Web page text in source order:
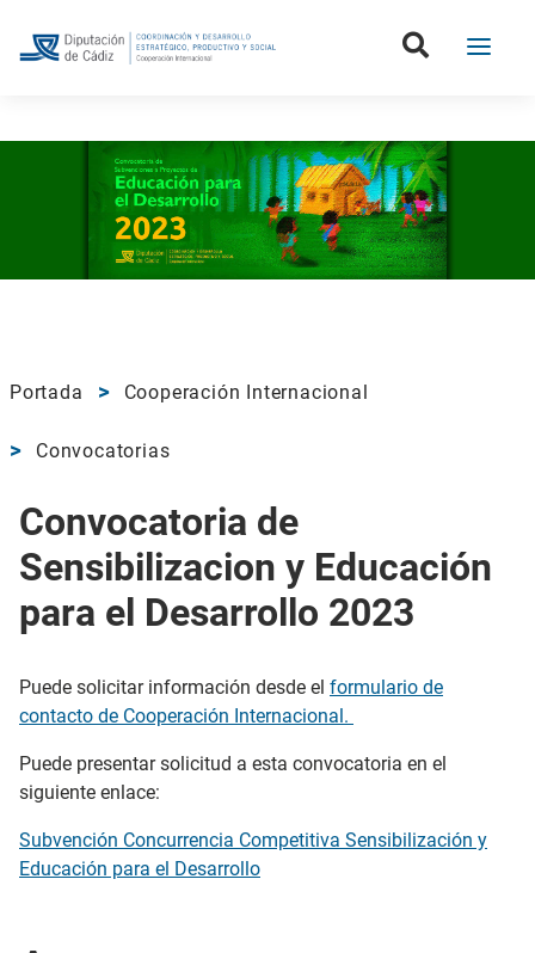
Portada Cooperación Internacional
Convocatorias
Convocatoria de
Sensibilizacion y Educación
para el Desarrollo 2023
Puede solicitar información desde el formulario de
contacto de Cooperación Internacional.
Puede presentar solicitud a esta convocatoria en el
siguiente enlace:
Subvención Concurrencia Competitiva Sensibilización y
Educación para el Desarrollo